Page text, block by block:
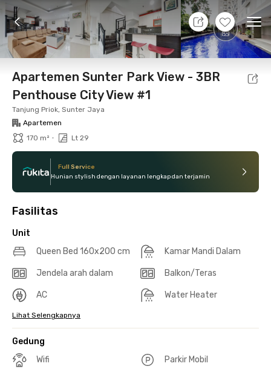
+22
8 Agt 26 - Belum tahu
Foto Fasilitas bersama Lokasi Aturan
Apartemen Sunter Park View - 3BR
Penthouse City View #1
Tanjung Priok, Sunter Jaya
Apartemen
170 m² • Lt 29
Full Service
Hunian stylish dengan layanan lengkap dan terjamin
Fasilitas
Unit
Queen Bed 160x200 cm
Kamar Mandi Dalam
Jendela arah dalam Balkon/Teras
AC Water Heater
Lihat Selengkapnya
Gedung
Wifi
Parkir Mobil